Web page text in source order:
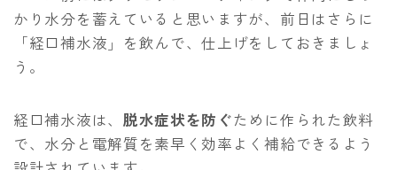
かり水分を蓄えていると思いますが、前日はさらに
「経口補水液」を飲んで、仕上げをしておきましょ
う。
経口補水液は、 脱水症状を防ぐために作られた飲料
で、水分と電解質を素早く効率よく補給できるよう